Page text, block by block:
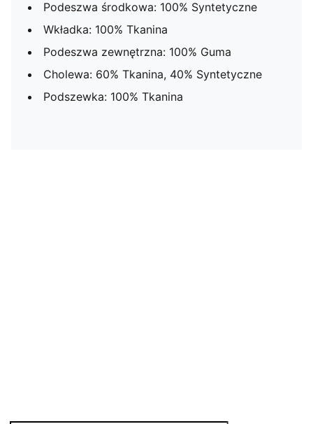
Podeszwa środkowa: 100% Syntetyczne
Wkładka: 100% Tkanina
Podeszwa zewnętrzna: 100% Guma
Cholewa: 60% Tkanina, 40% Syntetyczne
Podszewka: 100% Tkanina